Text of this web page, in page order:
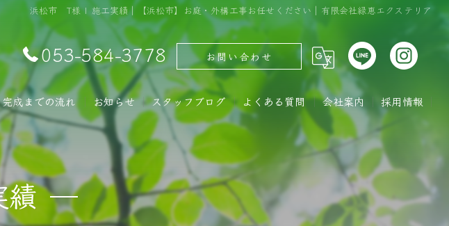
浜松市 T様 | 施工実績｜【浜松市】お庭・外構工事お任せください｜有限会社緑恵エクステリア
053-584-3778 お問い合わせ
完成までの流れ お知らせ スタッフブログ よくある質問 会社案内 採用情報
績